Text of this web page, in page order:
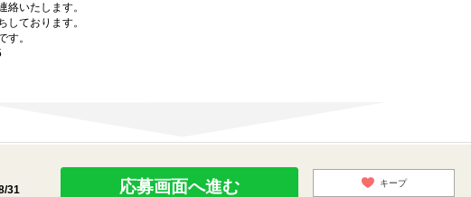
絡いたします。
しております。
す。
31
応募画面へ進む キープ